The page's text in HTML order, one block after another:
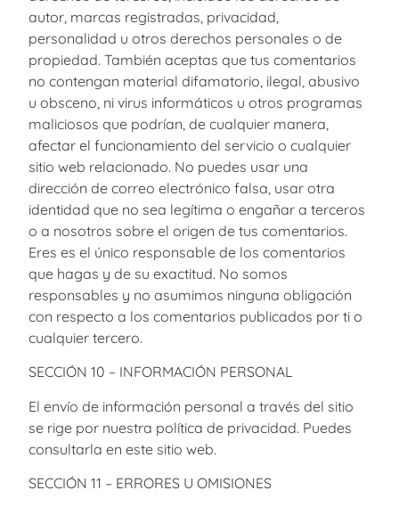
autor, marcas registradas, privacidad,
personalidad u otros derechos personales o de
propiedad. También aceptas que tus comentarios
no contengan material difamatorio, ilegal, abusivo
u obsceno, ni virus informáticos u otros programas
maliciosos que podrían, de cualquier manera,
afectar el funcionamiento del servicio o cualquier
sitio web relacionado. No puedes usar una
dirección de correo electrónico falsa, usar otra
identidad que no sea legítima o engañar a terceros
o a nosotros sobre el origen de tus comentarios.
Eres es el único responsable de los comentarios
que hagas y de su exactitud. No somos
responsables y no asumimos ninguna obligación
con respecto a los comentarios publicados por ti o
cualquier tercero.
SECCIÓN 10 – INFORMACIÓN PERSONAL
El envío de información personal a través del sitio
se rige por nuestra política de privacidad. Puedes
consultarla en este sitio web.
SECCIÓN 11 – ERRORES U OMISIONES